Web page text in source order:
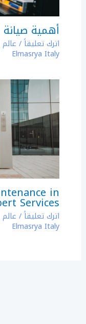
أهمية
اترك تعليقاً/ عالم
Elmasrya Italy
in
Services
اترك تعليقاً/ عالم
Elmasrya Italy